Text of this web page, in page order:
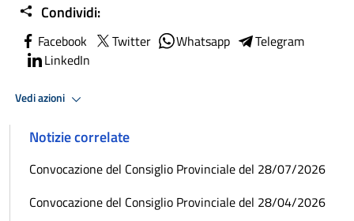
Condividi:
Facebook Twitter Whatsapp
Telegram
LinkedIn
Vedi azioni
Notizie correlate
Convocazione del Consiglio Provinciale del 28/07/2026
Convocazione del Consiglio Provinciale del 28/04/2026